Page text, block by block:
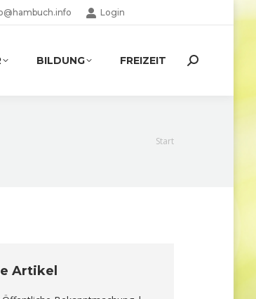
Login
BILDUNG FREIZEIT Search:
Sie befinden
Start
Artikel